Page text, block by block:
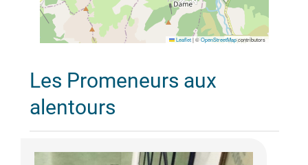
Leaflet |©OpenStreetMapcontributors
Les Promeneurs aux
alentours